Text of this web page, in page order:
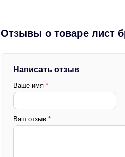
Отзывы о товаре лист
Написать отзыв
Ваше имя *
Ваш отзыв *